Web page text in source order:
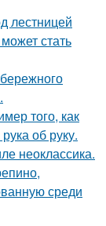
лестницей
стать
того, как
об руку.
неоклассика.
среди